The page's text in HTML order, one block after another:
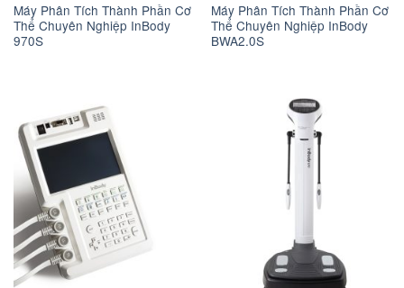
Máy Phân Tích Thành Phần Cơ
Thể Chuyên Nghiệp InBody
970S
Máy Phân Tích Thành Phần Cơ
Thể Chuyên Nghiệp InBody
BWA2.0S